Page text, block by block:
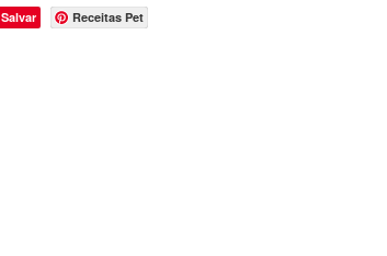
Salvar Receitas Pet